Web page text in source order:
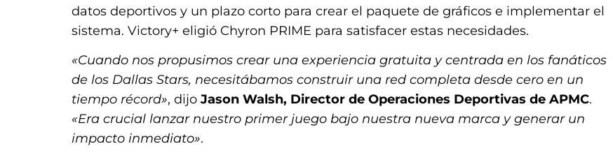
datos deportivos y un plazo corto para crear el paquete de gráficos e implementar el
sistema. Victory+ eligió Chyron PRIME para satisfacer estas necesidades.
«Cuando nos propusimos crear una experiencia gratuita y centrada en los fanáticos
de los Dallas Stars, necesitábamos construir una red completa desde cero en un
tiempo récord», dijoJason Walsh, Director de Operaciones Deportivas de APMC.
«Era crucial lanzar nuestro primer juego bajo nuestra nueva marca y generar un
impacto inmediato».